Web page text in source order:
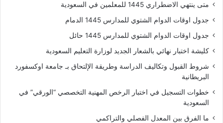
متى ينتهي الاضطراري 1445 للمعلمين في السعودية
جدول اوقات الدوام الشتوي للمدارس 1445 الدمام
جدول اوقات الدوام الشتوي للمدارس 1445 حائل
كليشة اختبار نهائي بالشعار الجديد لوزارة التعليم السعودية
شروط القبول وتكاليف الدراسة وطريقة الإلتحاق بـ جامعة اوكسفورد
البريطانية
خطوات التسجيل في اختبار الرخص المهنية التخصصي “الورقي” في
السعودية
ما الفرق بين المعدل الفصلي والتراكمي